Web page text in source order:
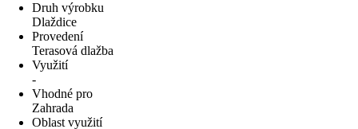
Druh výrobku
Dlaždice
Provedení
Terasová dlažba
Využití
-
Vhodné pro
Zahrada
Oblast využití